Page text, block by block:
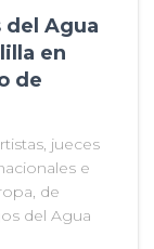
del Agua
en
de
jueces
e
de
del Agua